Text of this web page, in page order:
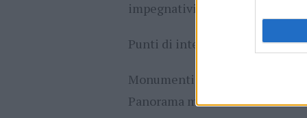
impegnativi
Punti di interesse:
Monumenti granitici
Panorama mozzafiato dalla